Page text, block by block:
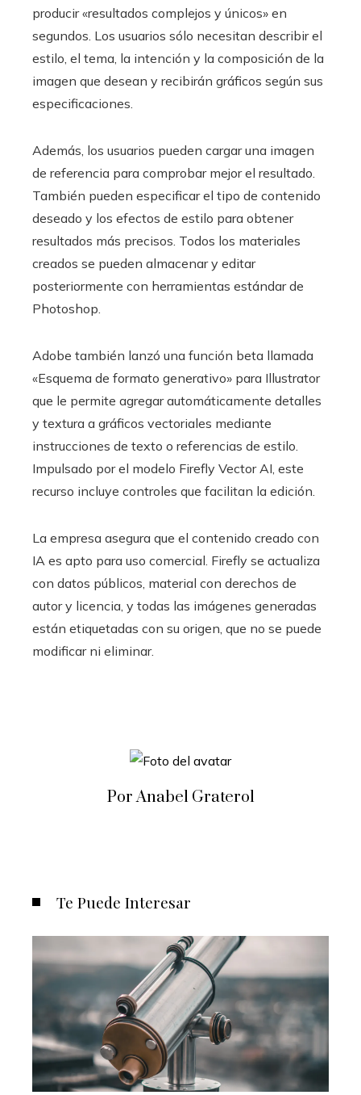
producir «resultados complejos y únicos» en
segundos. Los usuarios sólo necesitan describir el
estilo, el tema, la intención y la composición de la
imagen que desean y recibirán gráficos según sus
especificaciones.
Además, los usuarios pueden cargar una imagen
de referencia para comprobar mejor el resultado.
También pueden especificar el tipo de contenido
deseado y los efectos de estilo para obtener
resultados más precisos. Todos los materiales
creados se pueden almacenar y editar
posteriormente con herramientas estándar de
Photoshop.
Adobe también lanzó una función beta llamada
«Esquema de formato generativo» para Illustrator
que le permite agregar automáticamente detalles
y textura a gráficos vectoriales mediante
instrucciones de texto o referencias de estilo.
Impulsado por el modelo Firefly Vector AI, este
recurso incluye controles que facilitan la edición.
La empresa asegura que el contenido creado con
IA es apto para uso comercial. Firefly se actualiza
con datos públicos, material con derechos de
autor y licencia, y todas las imágenes generadas
están etiquetadas con su origen, que no se puede
modificar ni eliminar.
Por Anabel Graterol
Te Puede Interesar